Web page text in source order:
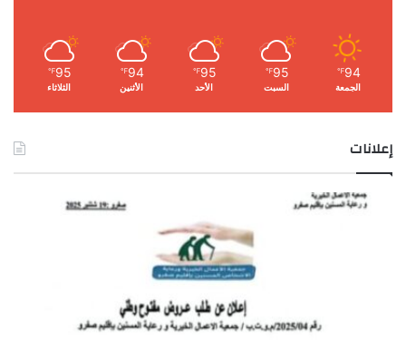
94
℉
الجمعة
95
℉
السبت
95
℉
الأحد
94
℉
الأثنين
95
℉
الثلاثاء
إعلانات